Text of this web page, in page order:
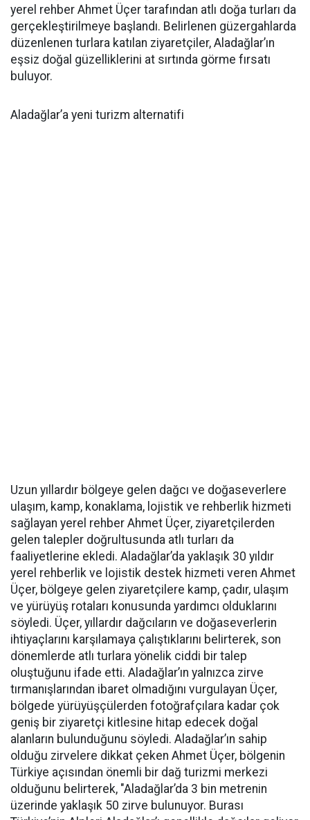
yerel rehber Ahmet Üçer tarafından atlı doğa turları da
gerçekleştirilmeye başlandı. Belirlenen güzergahlarda
düzenlenen turlara katılan ziyaretçiler, Aladağlar’ın
eşsiz doğal güzelliklerini at sırtında görme fırsatı
buluyor.
Aladağlar’a yeni turizm alternatifi
Uzun yıllardır bölgeye gelen dağcı ve doğaseverlere
ulaşım, kamp, konaklama, lojistik ve rehberlik hizmeti
sağlayan yerel rehber Ahmet Üçer, ziyaretçilerden
gelen talepler doğrultusunda atlı turları da
faaliyetlerine ekledi. Aladağlar’da yaklaşık 30 yıldır
yerel rehberlik ve lojistik destek hizmeti veren Ahmet
Üçer, bölgeye gelen ziyaretçilere kamp, çadır, ulaşım
ve yürüyüş rotaları konusunda yardımcı olduklarını
söyledi. Üçer, yıllardır dağcıların ve doğaseverlerin
ihtiyaçlarını karşılamaya çalıştıklarını belirterek, son
dönemlerde atlı turlara yönelik ciddi bir talep
oluştuğunu ifade etti. Aladağlar’ın yalnızca zirve
tırmanışlarından ibaret olmadığını vurgulayan Üçer,
bölgede yürüyüşçülerden fotoğrafçılara kadar çok
geniş bir ziyaretçi kitlesine hitap edecek doğal
alanların bulunduğunu söyledi. Aladağlar’ın sahip
olduğu zirvelere dikkat çeken Ahmet Üçer, bölgenin
Türkiye açısından önemli bir dağ turizmi merkezi
olduğunu belirterek, "Aladağlar’da 3 bin metrenin
üzerinde yaklaşık 50 zirve bulunuyor. Burası